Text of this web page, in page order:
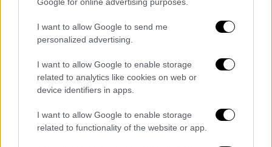
I want to allow Google to send me
personalized advertising.
I want to allow Google to enable storage
related to analytics like cookies on web or
device identifiers in apps.
I want to allow Google to enable storage
related to functionality of the website or app.
ένα «κοινό όραμα», το οποίο μοιράζονται με
την Τουρκία.
Μεσόγειο και συζητήσαμε ότι πρέπει όλοι
να συνεργαστούμε και να κοπιάσουμε,
Μεσόγειο, αναλαμβάνοντας ο καθένας τις
ευθύνες μας», δήλωσε ο Ιταλός υπουργός